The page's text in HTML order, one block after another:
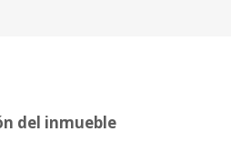
del inmueble